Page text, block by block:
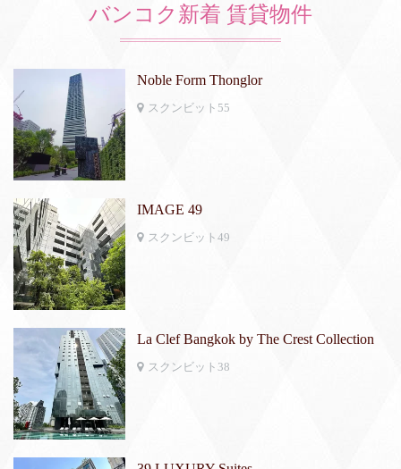
バンコク新着 賃貸物件
Noble Form Thonglor
スクンビット55
IMAGE 49
スクンビット49
La Clef Bangkok by The Crest Collection
スクンビット38